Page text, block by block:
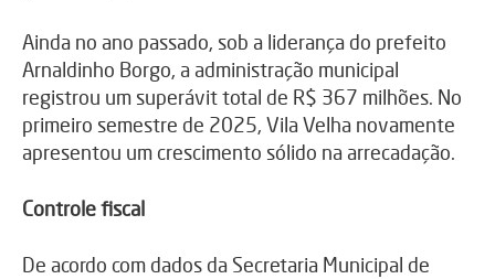
Ainda no ano passado, sob a liderança do prefeito
Arnaldinho Borgo, a administração municipal
registrou um superávit total de R$ 367 milhões. No
primeiro semestre de 2025, Vila Velha novamente
apresentou um crescimento sólido na arrecadação.
Controle fiscal
De acordo com dados da Secretaria Municipal de